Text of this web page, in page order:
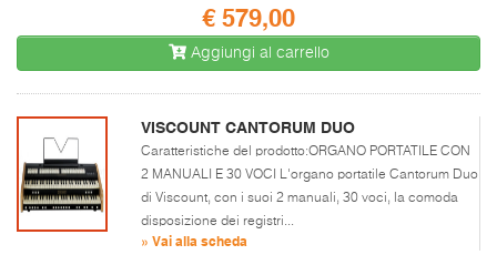
€ 579,00
Aggiungi al carrello
VISCOUNT CANTORUM DUO
Caratteristiche del prodotto:ORGANO PORTATILE CON
2 MANUALI E 30 VOCI L'organo portatile Cantorum Duo
di Viscount, con i suoi 2 manuali, 30 voci, la comoda
disposizione dei registri...
» Vai alla scheda